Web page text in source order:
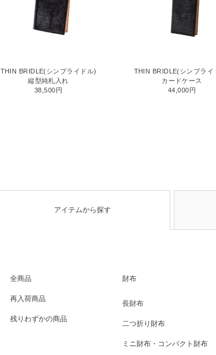
THIN BRIDLE(シンブライドル)
縦型純札入れ
38,500円
THIN BRIDLE(シンブライ
カードケース
44,000円
アイテムから探す
全商品
再入荷商品
残りわずかの商品
財布
長財布
二つ折り財布
ミニ財布・コンパクト財布